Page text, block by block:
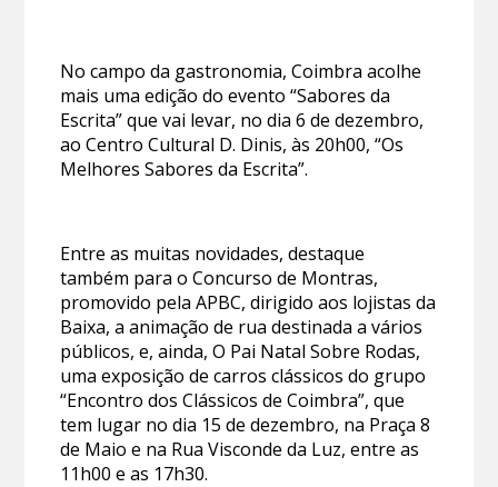
No campo da gastronomia, Coimbra acolhe
mais uma edição do evento “Sabores da
Escrita” que vai levar, no dia 6 de dezembro,
ao Centro Cultural D. Dinis, às 20h00, “Os
Melhores Sabores da Escrita”.
Entre as muitas novidades, destaque
também para o Concurso de Montras,
promovido pela APBC, dirigido aos lojistas da
Baixa, a animação de rua destinada a vários
públicos, e, ainda, O Pai Natal Sobre Rodas,
uma exposição de carros clássicos do grupo
“Encontro dos Clássicos de Coimbra”, que
tem lugar no dia 15 de dezembro, na Praça 8
de Maio e na Rua Visconde da Luz, entre as
11h00 e as 17h30.